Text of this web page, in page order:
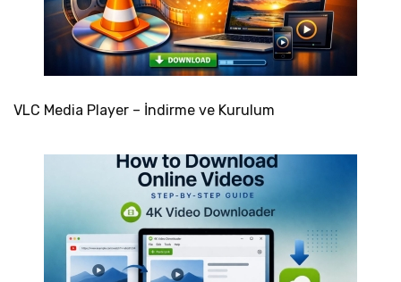
VLC Media Player – İndirme ve Kurulum